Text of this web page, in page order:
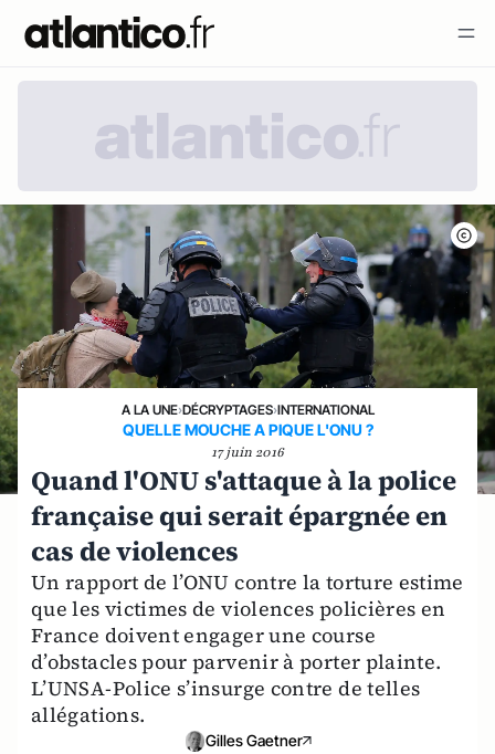
A LA UNE›DÉCRYPTAGES›INTERNATIONAL
QUELLE MOUCHE A PIQUE L'ONU ?
17 juin 2016
Quand l'ONU s'attaque à la police
française qui serait épargnée en
cas de violences
Un rapport de l’ONU contre la torture estime
que les victimes de violences policières en
France doivent engager une course
d’obstacles pour parvenir à porter plainte.
L’UNSA-Police s’insurge contre de telles
allégations.
Gilles Gaetner